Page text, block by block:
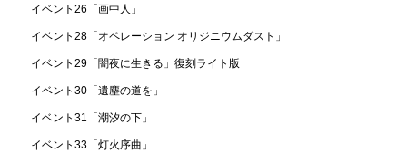
イベント26「画中人」
イベント28「オペレーション オリジニウムダスト」
イベント29「闇夜に生きる」復刻ライト版
イベント30「遺塵の道を」
イベント31「潮汐の下」
イベント33「灯火序曲」